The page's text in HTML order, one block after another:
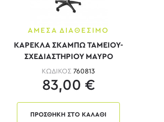
ΑΜΕΣΑ ΔΙΑΘΕΣΙΜΟ
ΚΑΡΕΚΛΑ ΣΚΑΜΠΩ ΤΑΜΕΙΟΥ-
ΣΧΕΔΙΑΣΤΗΡΙΟΥ ΜΑΥΡΟ
ΚΩΔΙΚΟΣ760813
83,00 €
ΠΡΟΣΘΗΚΗ ΣΤΟ ΚΑΛΑΘΙ